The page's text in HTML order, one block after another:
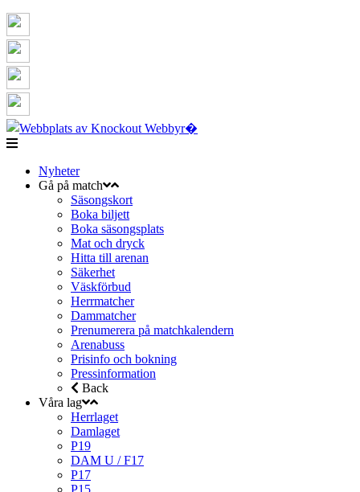
Nyheter
Gå på match
Säsongskort
Boka biljett
Boka säsongsplats
Mat och dryck
Hitta till arenan
Säkerhet
Väskförbud
Herrmatcher
Dammatcher
Prenumerera på matchkalendern
Arenabuss
Prisinfo och bokning
Pressinformation
Back
Våra lag
Herrlaget
Damlaget
P19
DAM U / F17
P17
P15